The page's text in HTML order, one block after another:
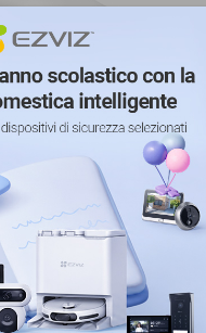
osservare tutto in
dell'app EZVIZ.
rileva un'attività
di quello